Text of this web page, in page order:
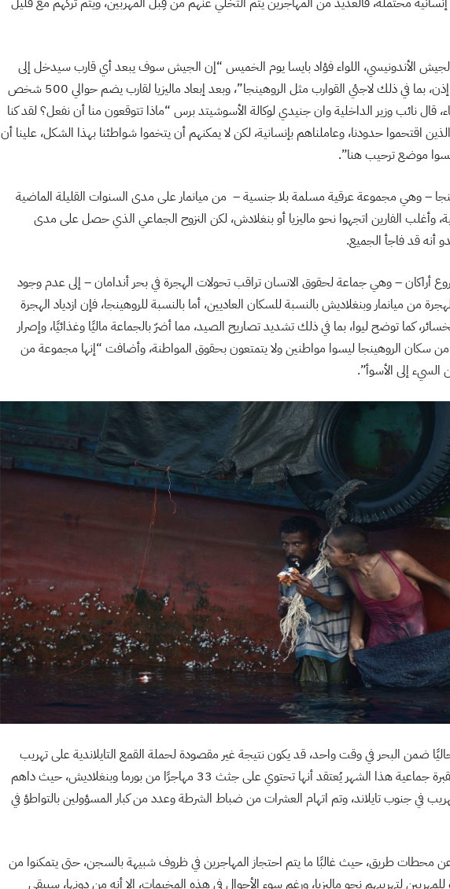
الأندونيسي، اللواء فؤاد بايسا يوم الخميس “إن الجيش سوف يبعد أي قارب سيدخل إلى
المياه الإندونيسية من دون إذن، بما في ذلك لاجئي القوارب مثل الروهينجا”، وبعد إبعاد ماليزيا لقارب يضم حوالي 500 شخص
قال نائب وزير الداخلية وان جنيدي لوكالة الأسوشيتد برس “ماذا تتوقعون منا أن نفعل؟ لقد كنا
اقتحموا حدودنا، وعاملناهم بإنسانية، لكن لا يمكنهم أن يتخموا شواطئنا بهذا الشكل، علينا أن
موضع ترحيب هنا”.
– وهي مجموعة عرقية مسلمة بلا جنسية – من ميانمار على مدى السنوات القليلة الماضية
وأغلب الفارين اتجهوا نحو ماليزيا أو بنغلادش، لكن النزوح الجماعي الذي حصل على مدى
أنه قد فاجأ الجميع.
أراكان – وهي جماعة لحقوق الانسان تراقب تحولات الهجرة في بحر أندامان – إلى عدم وجود
من ميانمار وبنغلاديش بالنسبة للسكان العاديين، أما بالنسبة للروهينجا، فإن ازدياد الهجرة
كما توضح ليوا، بما في ذلك تشديد تصاريح الصيد، مما أضرّ بالجماعة ماليًا وغذائيًا، وإصرار
الروهينجا ليسوا مواطنين ولا يتمتعون بحقوق المواطنة، وأضافت “إنها مجموعة من
إلى الأسوأ”.
ضمن البحر في وقت واحد، قد يكون نتيجة غير مقصودة لحملة القمع التايلاندية على تهريب
البشر، وذلك بعد اكتشاف مقبرة جماعية هذا الشهر يُعتقد أنها تحتوي على جثث 33 مهاجرًا من بورما وبنغلاديش، حيث داهم
في جنوب تايلاند، وتم اتهام العشرات من ضباط الشرطة وعدد من كبار المسؤولين بالتواطؤ في
محطات طريق، حيث غالبًا ما يتم احتجاز المهاجرين في ظروف شبيهة بالسجن، حتى يتمكنوا من
للمهربين لتهريبهم نحو ماليزيا، ورغم سوء الأحوال في هذه المخيمات، إلا أنه من دونها، سيبقى